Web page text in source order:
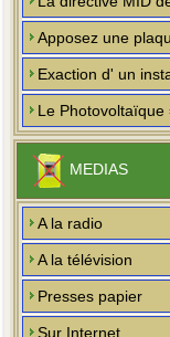
Apposez une
Exaction d' un
Le Photovoltaïque
MEDIAS
A la radio
A la télévision
Presses papier
Sur Internet